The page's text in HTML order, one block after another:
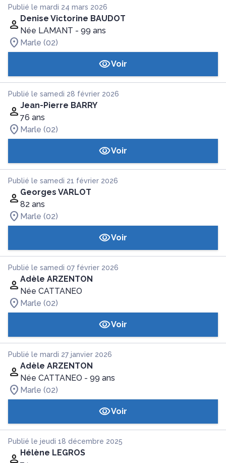
Publié le mardi 24 mars 2026
Denise Victorine BAUDOT
Née LAMANT - 99 ans
Marle (02)
Voir
Publié le samedi 28 février 2026
Jean-Pierre BARRY
76 ans
Marle (02)
Voir
Publié le samedi 21 février 2026
Georges VARLOT
82 ans
Marle (02)
Voir
Publié le samedi 07 février 2026
Adèle ARZENTON
Née CATTANEO
Marle (02)
Voir
Publié le mardi 27 janvier 2026
Adèle ARZENTON
Née CATTANEO - 99 ans
Marle (02)
Voir
Publié le jeudi 18 décembre 2025
Hélène LEGROS